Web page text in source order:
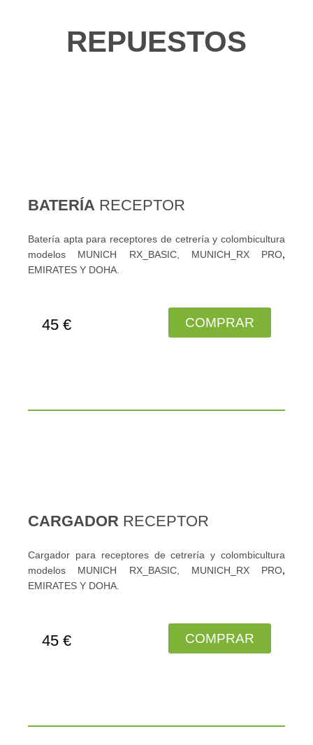
REPUESTOS
BATERÍA RECEPTOR
Batería apta para receptores de cetrería y colombicultura
modelos MUNICH RX_BASIC, MUNICH_RX PRO,
EMIRATES Y DOHA.
45 € COMPRAR
CARGADOR RECEPTOR
Cargador para receptores de cetrería y colombicultura
modelos MUNICH RX_BASIC, MUNICH_RX PRO,
EMIRATES Y DOHA.
45 € COMPRAR